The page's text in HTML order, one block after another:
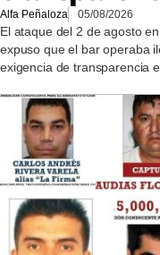
Alfa Peñaloza 05/08/2026
El ataque del 2 de agosto
expuso que el bar operaba
exigencia de transparencia